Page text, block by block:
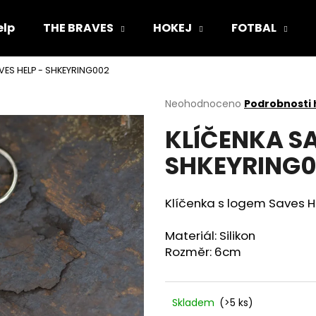
THE BRAVES HOKEJ FOTBAL
HELP - SHKEYRING002
Průměrné
produktu
je
0,0
z
hvězdiček.
Neohodnoceno Podrobnosti
KLÍČENKA
Klíčenka s logem Saves
Materiál: Silikon
Rozměr: 6cm
Skladem (>5 ks)
Co potřebujete najít?
HLEDAT
Doporučujeme
(FLEXFIT) SAVES HELP - TRIČKO UNISEX